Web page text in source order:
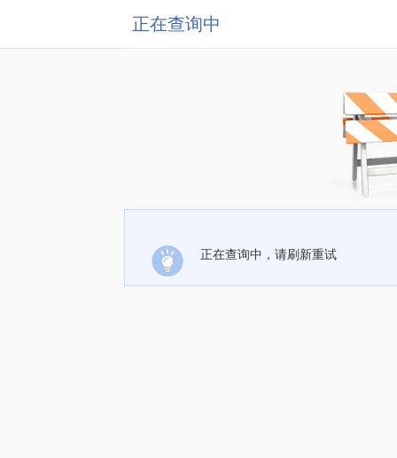
正在查询中
正在查询中，请刷新重试